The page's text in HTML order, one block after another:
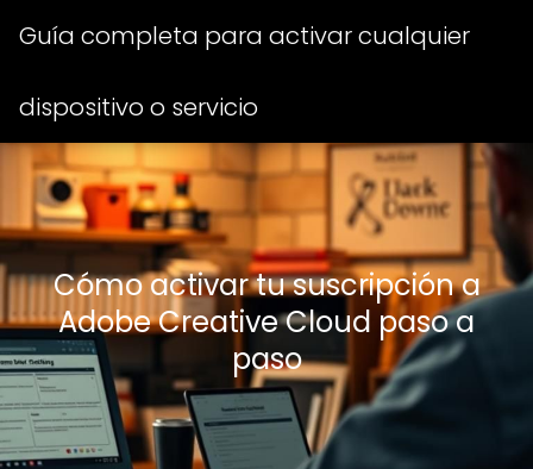
Guía completa para activar cualquier
dispositivo o servicio
Cómo activar tu suscripción a
Adobe Creative Cloud paso a
paso